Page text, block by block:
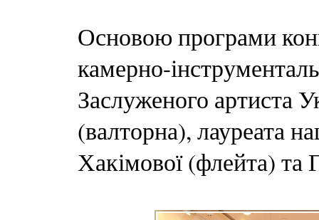
Основою програми
камерно-
Заслуженого артиста
(валторна), лауреата
Хакімової (флейта) та